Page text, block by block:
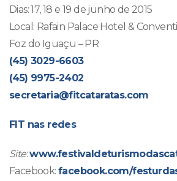
Dias: 17, 18 e 19 de junho de 2015
Local: Rafain Palace Hotel &
Foz do Iguaçu – PR
(45) 3029-6603
(45) 9975-2402
secretaria@fitcataratas.com
FIT nas redes
Site:
Facebook: facebook.com/